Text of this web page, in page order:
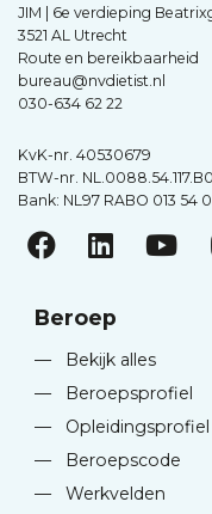
JIM | 6e verdieping
3521 AL Utrecht
Route en bereikbaarheid
bureau@nvdietist.nl
030-634 62 22
KvK-nr. 40530679
BTW-nr.
Bank: NL97 RABO 013 54
Beroep
—
Bekijk alles
—
Beroepsprofiel
—
Opleidingsprofiel
—
Beroepscode
—
Werkvelden